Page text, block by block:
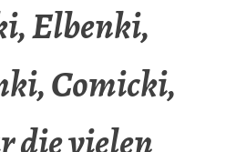
Elbenki,
Comicki,